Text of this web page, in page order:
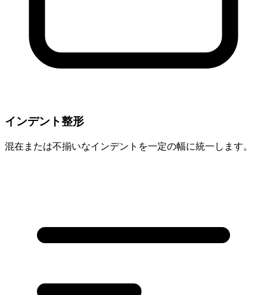
インデント整形
混在または不揃いなインデントを一定の幅に統一します。